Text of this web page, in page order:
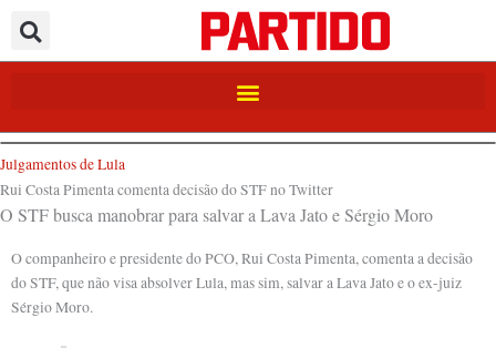
para
o
Julgamentos de Lula
Rui Costa Pimenta comenta decisão do STF no Twitter
O STF busca manobrar para salvar a Lava Jato e Sérgio Moro
O companheiro e presidente do PCO, Rui Costa Pimenta, comenta a decisão
do STF, que não visa absolver Lula, mas sim, salvar a Lava Jato e o ex-juiz
Sérgio Moro.